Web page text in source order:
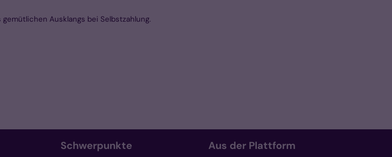
Ausklangs bei Selbstzahlung.
Schwerpunkte Aus der Plattform